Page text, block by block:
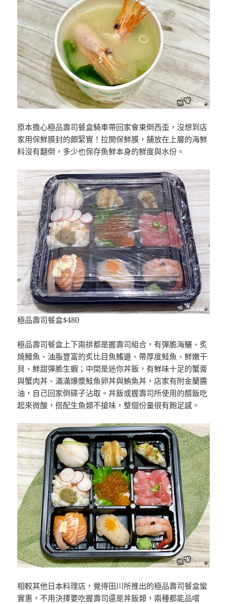
原本擔心極品壽司餐盒騎車帶回家會東倒西歪，沒想到店
家用保鮮膜封的頗緊實！拉開保鮮膜，舖放在上層的海鮮
料沒有翻倒，多少也保存魚鮮本身的鮮度與水份。
極品壽司餐盒$480
極品壽司餐盒上下兩排都是握壽司組合，有彈脆海鱺、炙
燒鰻魚、油脂豐富的炙比目魚鰭邊、帶厚度鮭魚、鮮嫩干
貝、鮮甜彈脆生蝦；中間是迷你丼飯，有鮮味十足的蟹膏
與蟹肉丼、滿滿爆漿鮭魚卵丼與鮪魚丼，店家有附金蘭醬
油，自己回家倒碟子沾取。丼飯或握壽司所使用的醋飯吃
起來微酸，搭配生魚類不搶味，整個份量很有飽足感。
相較其他日本料理店，覺得田川所推出的極品壽司餐盒蠻
實惠，不用決擇要吃握壽司還是丼飯類，兩種都能品嚐